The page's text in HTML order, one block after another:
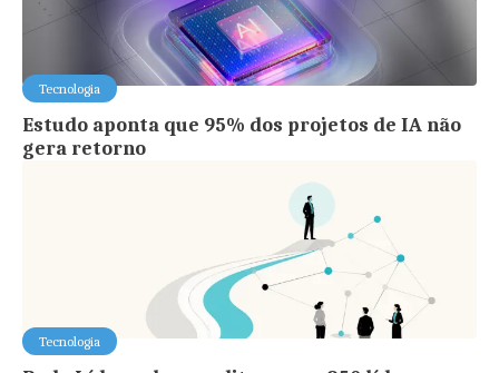
Tecnologia
Estudo aponta que 95% dos projetos de IA não
gera retorno
Tecnologia